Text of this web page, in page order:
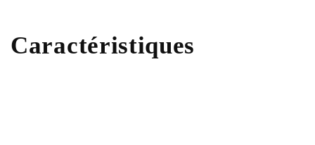
Caractéristiques